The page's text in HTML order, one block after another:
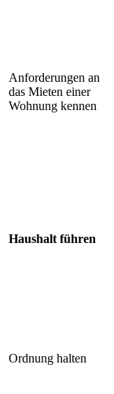
Anforderungen an
das Mieten einer
Wohnung kennen
Haushalt führen
Ordnung halten